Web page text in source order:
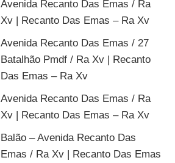
Avenida Recanto Das Emas / Ra
Xv | Recanto Das Emas – Ra Xv
Avenida Recanto Das Emas / 27
Batalhão Pmdf / Ra Xv | Recanto
Das Emas – Ra Xv
Avenida Recanto Das Emas / Ra
Xv | Recanto Das Emas – Ra Xv
Balão – Avenida Recanto Das
Emas / Ra Xv | Recanto Das Emas